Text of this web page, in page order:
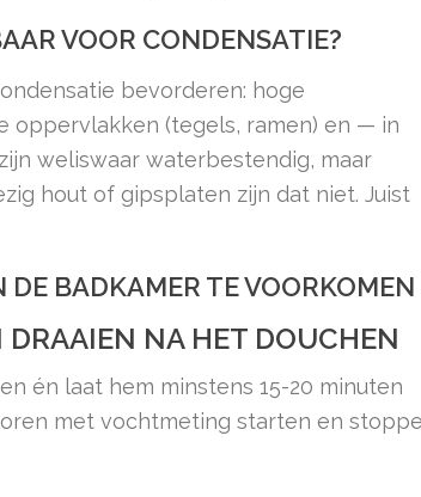
VOOR CONDENSATIE?
bevorderen: hoge
(tegels, ramen) en — in
weliswaar waterbestendig, maar
hout of gipsplaten zijn dat niet. Juist
DE BADKAMER TE VOORKOMEN
NA HET DOUCHEN
én laat hem minstens 15-20 minuten
met vochtmeting starten en